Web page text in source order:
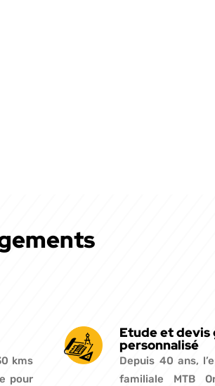
kms
pour
Etude et devis
personnalisé
Depuis 40 ans,
familiale MTB